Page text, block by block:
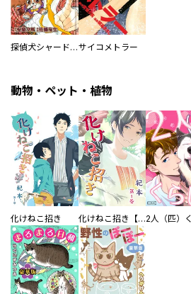
探偵犬シャードックサイコメトラー
動物・ペット・植物
化けねこ招き 化けねこ招き【描きおろし付合冊版】